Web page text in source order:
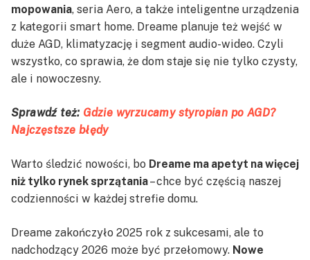
mopowania, seria Aero, a także inteligentne urządzenia
z kategorii smart home. Dreame planuje też wejść w
duże AGD, klimatyzację i segment audio-wideo. Czyli
wszystko, co sprawia, że dom staje się nie tylko czysty,
ale i nowoczesny.
Sprawdź też: Gdzie wyrzucamy styropian po AGD?
Najczęstsze błędy
Warto śledzić nowości, bo Dreame ma apetyt na więcej
niż tylko rynek sprzątania– chce być częścią naszej
codzienności w każdej strefie domu.
Dreame zakończyło 2025 rok z sukcesami, ale to
nadchodzący 2026 może być przełomowy. Nowe